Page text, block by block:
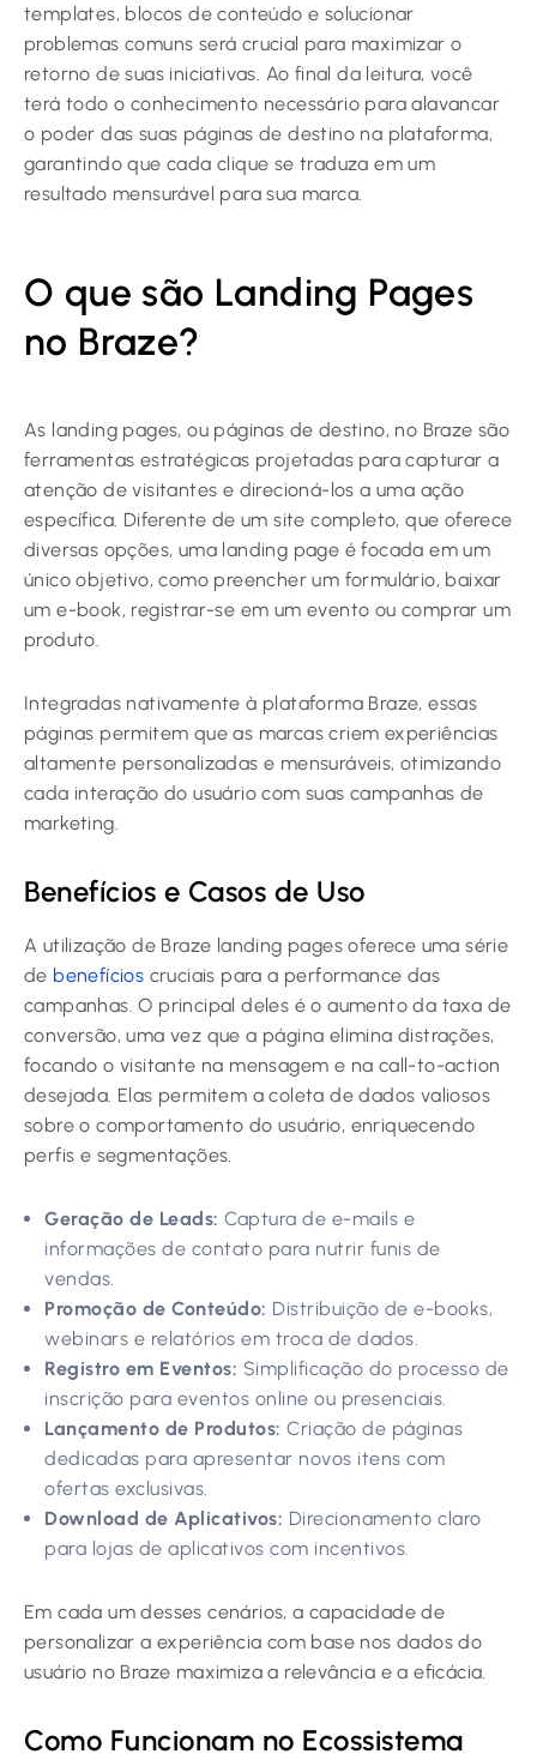
templates, blocos de conteúdo e solucionar
problemas comuns será crucial para maximizar o
retorno de suas iniciativas. Ao final da leitura, você
terá todo o conhecimento necessário para alavancar
o poder das suas páginas de destino na plataforma,
garantindo que cada clique se traduza em um
resultado mensurável para sua marca.
O que são Landing Pages
no Braze?
As landing pages, ou páginas de destino, no Braze são
ferramentas estratégicas projetadas para capturar a
atenção de visitantes e direcioná-los a uma ação
específica. Diferente de um site completo, que oferece
diversas opções, uma landing page é focada em um
único objetivo, como preencher um formulário, baixar
um e-book, registrar-se em um evento ou comprar um
produto.
Integradas nativamente à plataforma Braze, essas
páginas permitem que as marcas criem experiências
altamente personalizadas e mensuráveis, otimizando
cada interação do usuário com suas campanhas de
marketing.
Benefícios e Casos de Uso
A utilização de Braze landing pages oferece uma série
de benefícios cruciais para a performance das
campanhas. O principal deles é o aumento da taxa de
conversão, uma vez que a página elimina distrações,
focando o visitante na mensagem e na call-to-action
desejada. Elas permitem a coleta de dados valiosos
sobre o comportamento do usuário, enriquecendo
perfis e segmentações.
Geração de Leads: Captura de e-mails e
informações de contato para nutrir funis de
vendas.
Promoção de Conteúdo: Distribuição de e-books,
webinars e relatórios em troca de dados.
Registro em Eventos: Simplificação do processo de
inscrição para eventos online ou presenciais.
Lançamento de Produtos: Criação de páginas
dedicadas para apresentar novos itens com
ofertas exclusivas.
Download de Aplicativos: Direcionamento claro
para lojas de aplicativos com incentivos.
Em cada um desses cenários, a capacidade de
personalizar a experiência com base nos dados do
usuário no Braze maximiza a relevância e a eficácia.
Como Funcionam no Ecossistema